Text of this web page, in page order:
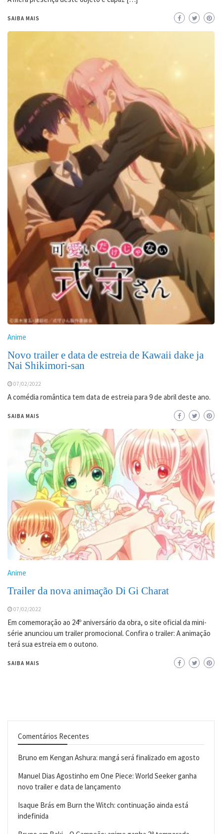
SAIBA MAIS
Anime
Novo trailer e data de estreia de Kawaii dake ja
Nai Shikimori-san
07/02/2022
A comédia romântica tem data de estreia para 9 de abril deste ano.
SAIBA MAIS
Anime
Trailer da nova animação Di Gi Charat
07/02/2022
Em comemoração ao 24º aniversário da obra, o site oficial da mini-
série anunciou um trailer promocional. Confira o trailer: A animação
terá sua estreia em o outono.
SAIBA MAIS
Comentários Recentes
Bruno em Kengan Ashura: mangá será finalizado em agosto
Manuel Dias Agostinho em One Piece: World Seeker ganha
novo trailer e data de lançamento
Isaque Brás em Burn the Witch: continuação ainda está
indefinida